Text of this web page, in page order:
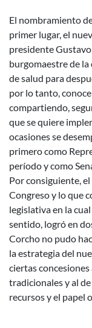
El nombramiento
primer lugar, el
presidente
burgomaestre de
de salud para
por lo tanto,
compartiendo,
que se quiere
ocasiones se
primero como
período y como
Por consiguiente,
Congreso y lo que
legislativa en la
sentido, logró en
Corcho no pudo
la estrategia del
ciertas
tradicionales y al
recursos y el papel